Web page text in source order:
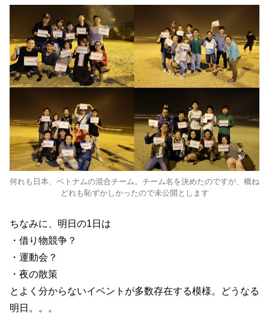
何れも日本、ベトナムの混合チーム。チーム名を決めたのですが、概ね
どれも恥ずかしかったので未公開とします
ちなみに、明日の1日は
・借り物競争？
・運動会？
・夜の散策
とよく分からないイベントが多数存在する模様。どうなる
明日。。。